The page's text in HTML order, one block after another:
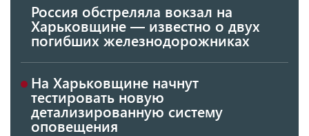
Россия обстреляла вокзал на
Харьковщине — известно о двух
погибших железнодорожниках
На Харьковщине начнут
тестировать новую
детализированную систему
оповещения